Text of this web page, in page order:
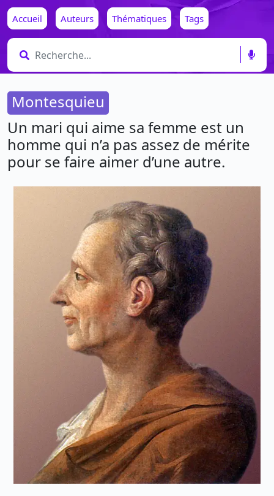
Accueil Auteurs Thématiques Tags
Montesquieu
Un mari qui aime sa femme est un
homme qui n’a pas assez de mérite
pour se faire aimer d’une autre.